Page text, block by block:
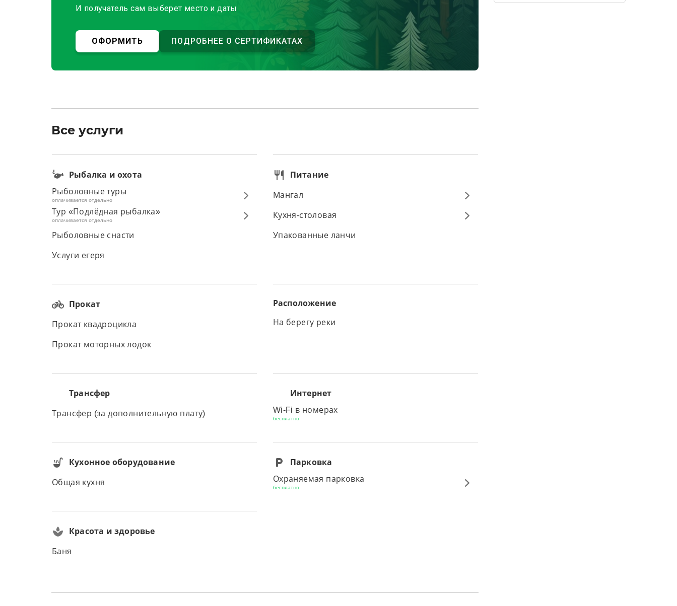
И получатель сам выберет место и даты
ОФОРМИТЬ ПОДРОБНЕЕ О СЕРТИФИКАТАХ
Все услуги
Рыбалка и охота
Рыболовные туры
оплачивается отдельно
Тур «Подлёдная рыбалка»
оплачивается отдельно
Рыболовные снасти
Услуги егеря
Питание
Мангал
Кухня-столовая
Упакованные ланчи
Прокат
Прокат квадроцикла
Прокат моторных лодок
Расположение
На берегу реки
Трансфер
Трансфер (за дополнительную плату)
Интернет
Wi-Fi в номерах
бесплатно
Кухонное оборудование
Общая кухня
Парковка
Охраняемая парковка
бесплатно
Красота и здоровье
Баня